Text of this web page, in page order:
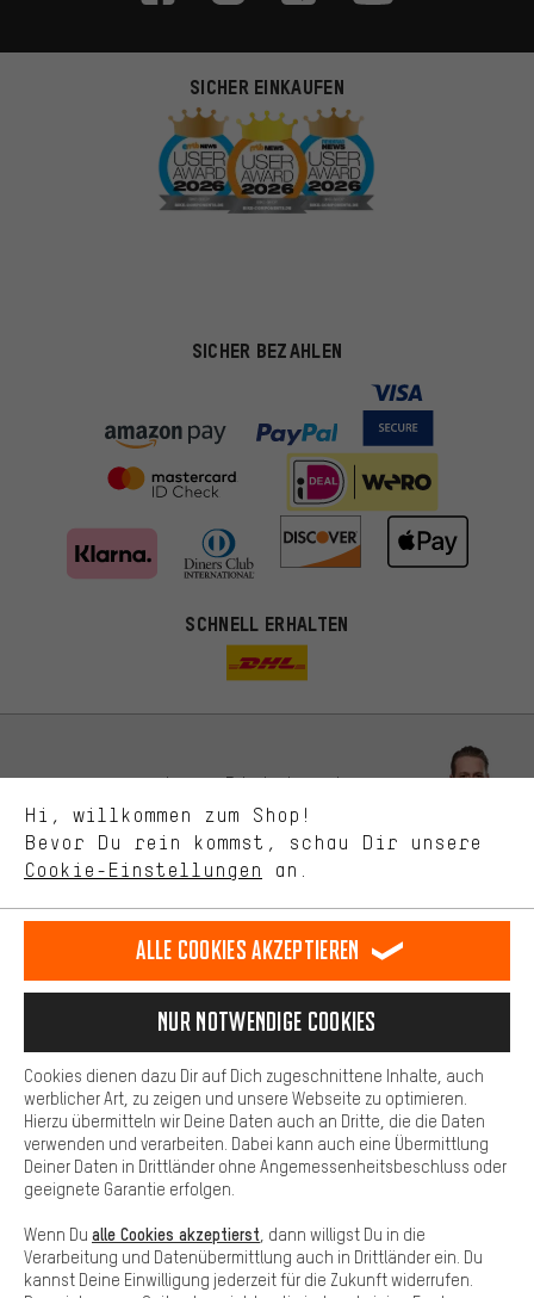
SICHER EINKAUFEN
SICHER BEZAHLEN
SCHNELL ERHALTEN
Lass Dich beraten
Terminbuchung
Kontaktformular
Unsere Datenschutzerklärung
Sprache"
Deutsch
DE english
EN español
ES français
FR
VERTRAG WIDERRUFEN Aachener Community Affiliateprogramm
Impressum Datenschutz Allgemeine Geschäftsbedingungen
Cookie-Einstellungen Kontrast ändern
Hi, willkommen zum Shop!
Bevor Du rein kommst, schau Dir unsere
Cookie-Einstellungen an.
Du bekommst, statt zufälliger Werbung, genauer passende
Angebote von uns. Diese Cookies helfen uns, Deine Interessen
besser zu erkennen und Dir relevante Produkte und Tipps zu
Uns interessiert, was Du in unserem Shop suchst und brauchst.
selbst Einfluss auf die Verbesserung unserer Webseite und
unseres Shop-Angebots.
Dein Shopping-Erlebnis wird komfortabler. Mit Komfort-Cookies
stellen wir Verknüpfungen zu Social Media Plattformen her. So
können wir dir weitere nützliche Inhalte und Informationen zur
Verfügung stellen. Zudem hast du die Möglichkeit zusätzliche
Services zu nutzen, die es dir erleichtern die richtigen Produkte zu
finden. Beispielsweise bieten wir eine Chat-Funktion an, damit
Fragen schnell und unkompliziert beantwortet werden können.
Basis
Basis-Cookies gewährleisten, dass Du unsere Webseite
grundsätzlich nutzen kannst.
Alle Cookies akzeptieren
Nur Notwendige Cookies
Cookies dienen dazu Dir auf Dich zugeschnittene Inhalte, auch
werblicher Art, zu zeigen und unsere Webseite zu optimieren.
Hierzu übermitteln wir Deine Daten auch an Dritte, die die Daten
verwenden und verarbeiten. Dabei kann auch eine Übermittlung
Deiner Daten in Drittländer ohne Angemessenheitsbeschluss oder
geeignete Garantie erfolgen.
Wenn Du alle Cookies akzeptierst , dann willigst Du in die
Verarbeitung und Datenübermittlung auch in Drittländer ein. Du
kannst Deine Einwilligung jederzeit für die Zukunft widerrufen.